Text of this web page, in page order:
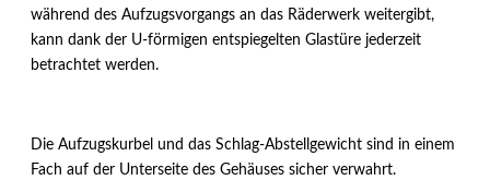
während des Aufzugsvorgangs an das Räderwerk weitergibt,
kann dank der U-förmigen entspiegelten Glastüre jederzeit
betrachtet werden.
Die Aufzugskurbel und das Schlag-Abstellgewicht sind in einem
Fach auf der Unterseite des Gehäuses sicher verwahrt.